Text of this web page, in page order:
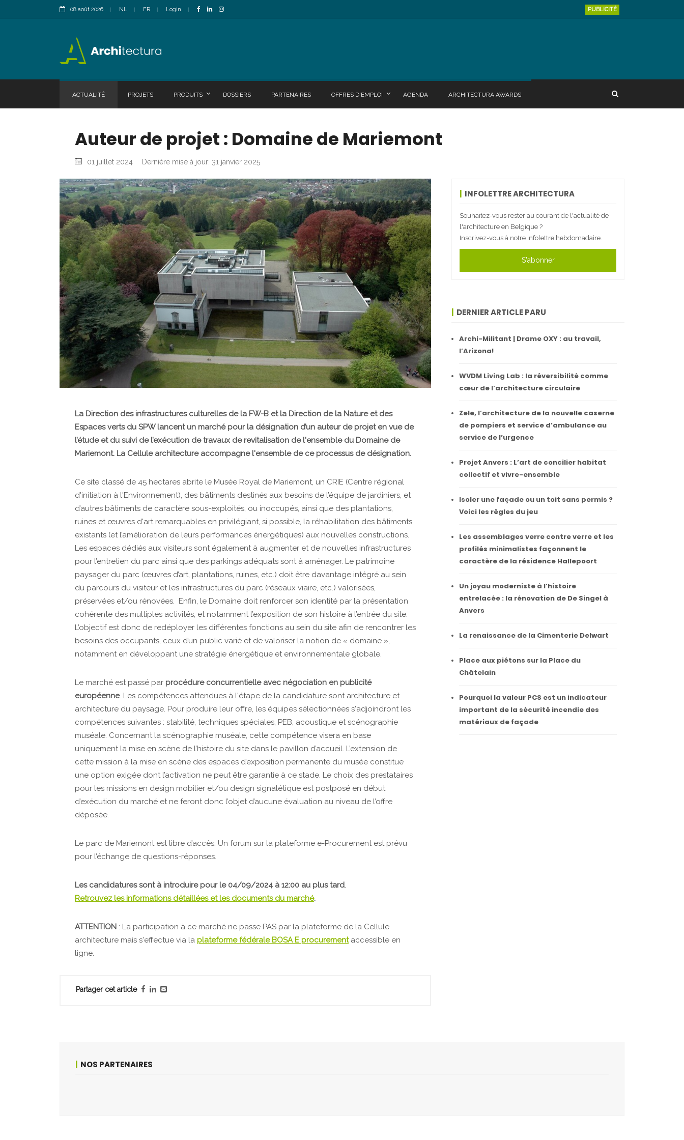
08 août 2026 NL FR Login PUBLICITÉ
ACTUALITÉ PROJETS PRODUITS DOSSIERS PARTENAIRES OFFRES D'EMPLOI AGENDA ARCHITECTURA AWARDS
Auteur de projet : Domaine de Mariemont
01 juillet 2024 Dernière mise à jour: 31 janvier 2025
La Direction des infrastructures culturelles de la FW-B et la Direction de la Nature et des
Espaces verts du SPW lancent un marché pour la désignation d’un auteur de projet en vue de
l’étude et du suivi de l’exécution de travaux de revitalisation de l'ensemble du Domaine de
Mariemont. La Cellule architecture accompagne l'ensemble de ce processus de désignation.
Ce site classé de 45 hectares abrite le Musée Royal de Mariemont, un CRIE (Centre régional
d'initiation à l'Environnement), des bâtiments destinés aux besoins de l’équipe de jardiniers, et
d’autres bâtiments de caractère sous-exploités, ou inoccupés, ainsi que des plantations,
ruines et œuvres d'art remarquables en privilégiant, si possible, la réhabilitation des bâtiments
existants (et l’amélioration de leurs performances énergétiques) aux nouvelles constructions.
Les espaces dédiés aux visiteurs sont également à augmenter et de nouvelles infrastructures
pour l’entretien du parc ainsi que des parkings adéquats sont à aménager. Le patrimoine
paysager du parc (œuvres d’art, plantations, ruines, etc.) doit être davantage intégré au sein
du parcours du visiteur et les infrastructures du parc (réseaux viaire, etc.) valorisées,
préservées et/ou rénovées. Enfin, le Domaine doit renforcer son identité par la présentation
cohérente des multiples activités, et notamment l’exposition de son histoire à l’entrée du site.
L’objectif est donc de redéployer les différentes fonctions au sein du site afin de rencontrer les
besoins des occupants, ceux d’un public varié et de valoriser la notion de « domaine »,
notamment en développant une stratégie énergétique et environnementale globale.
Le marché est passé par procédure concurrentielle avec négociation en publicité
européenne. Les compétences attendues à l'étape de la candidature sont architecture et
architecture du paysage. Pour produire leur offre, les équipes sélectionnées s'adjoindront les
compétences suivantes : stabilité, techniques spéciales, PEB, acoustique et scénographie
muséale. Concernant la scénographie muséale, cette compétence visera en base
uniquement la mise en scène de l’histoire du site dans le pavillon d’accueil. L’extension de
cette mission à la mise en scène des espaces d’exposition permanente du musée constitue
une option exigée dont l’activation ne peut être garantie à ce stade. Le choix des prestataires
pour les missions en design mobilier et/ou design signalétique est postposé en début
d’exécution du marché et ne feront donc l’objet d’aucune évaluation au niveau de l’offre
déposée.
Le parc de Mariemont est libre d’accès. Un forum sur la plateforme e-Procurement est prévu
pour l’échange de questions-réponses.
Les candidatures sont à introduire pour le 04/09/2024 à 12:00 au plus tard.
Retrouvez les informations détaillées et les documents du marché.
ATTENTION : La participation à ce marché ne passe PAS par la plateforme de la Cellule
architecture mais s'effectue via la plateforme fédérale BOSA E procurementaccessible en
ligne.
Partager cet article
INFOLETTRE ARCHITECTURA
Souhaitez-vous rester au courant de l'actualité de
l'architecture en Belgique ?
Inscrivez-vous à notre infolettre hebdomadaire.
S'abonner
DERNIER ARTICLE PARU
Archi-Militant | Drame OXY : au travail,
l’Arizona!
WVDM Living Lab : la réversibilité comme
cœur de l’architecture circulaire
Zele, l’architecture de la nouvelle caserne
de pompiers et service d’ambulance au
service de l’urgence
Projet Anvers : L’art de concilier habitat
collectif et vivre-ensemble
Isoler une façade ou un toit sans permis ?
Voici les règles du jeu
Les assemblages verre contre verre et les
profilés minimalistes façonnent le
caractère de la résidence Hallepoort
Un joyau moderniste à l’histoire
entrelacée : la rénovation de De Singel à
Anvers
La renaissance de la Cimenterie Delwart
Place aux piétons sur la Place du
Châtelain
Pourquoi la valeur PCS est un indicateur
important de la sécurité incendie des
matériaux de façade
NOS PARTENAIRES